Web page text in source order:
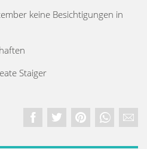
keine Besichtigungen in
Staiger